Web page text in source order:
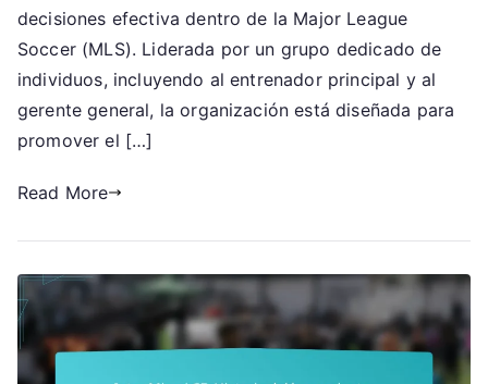
gobernanza,
Roles
liderazgo,
Organización
del
decisiones efectiva dentro de la Major League
Soccer (MLS). Liderada por un grupo dedicado de
individuos, incluyendo al entrenador principal y al
gerente general, la organización está diseñada para
promover el […]
Read More